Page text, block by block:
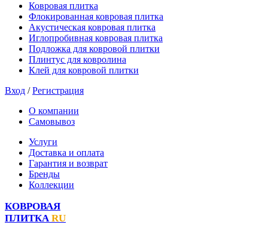
Ковровая плитка
Флокированная ковровая плитка
Акустическая ковровая плитка
Иглопробивная ковровая плитка
Подложка для ковровой плитки
Плинтус для ковролина
Клей для ковровой плитки
Вход /Регистрация
О компании
Самовывоз
Услуги
Доставка и оплата
Гарантия и возврат
Бренды
Коллекции
КОВРОВАЯ
ПЛИТКА RU